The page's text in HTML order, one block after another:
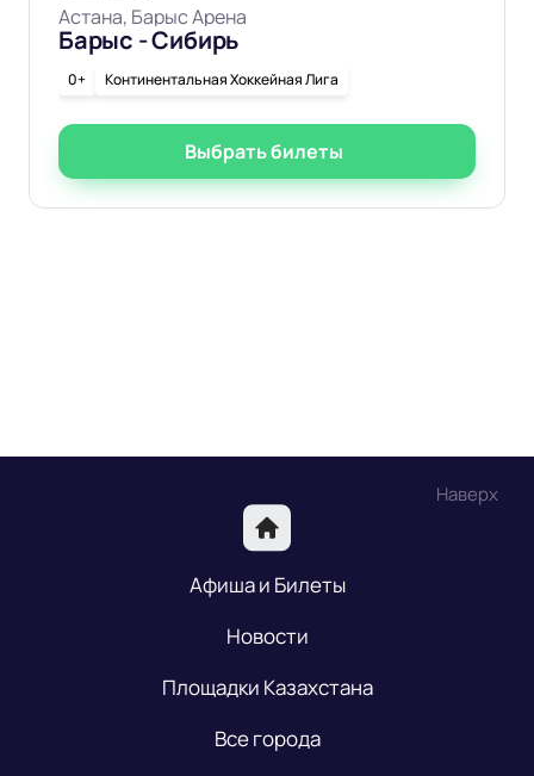
Астана, Барыс Арена
Барыс - Сибирь
0+ Континентальная Хоккейная Лига
Выбрать билеты
Наверх
Афиша и Билеты
Новости
Площадки Казахстана
Все города